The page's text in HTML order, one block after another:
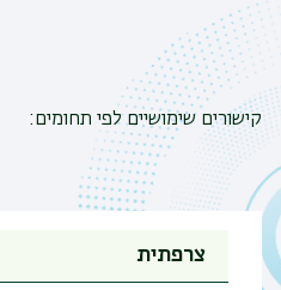
קישורים שימושיים לפי תחומים:
צרפתית